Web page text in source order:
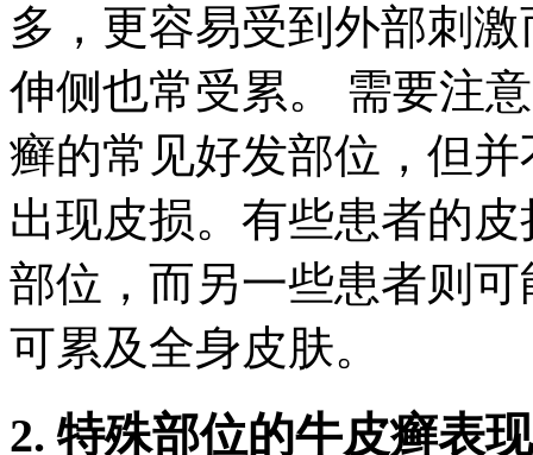
多，更容易受到外部刺
伸侧也常受累。 需要注
癣的常见好发部位，但
出现皮损。有些患者的
部位，而另一些患者则
可累及全身皮肤。
2. 特殊部位的牛皮癣表现